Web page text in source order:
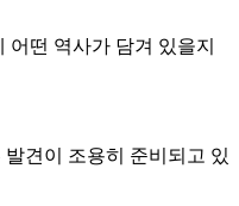
떤 역사가 담겨 있을지
견이 조용히 준비되고 있